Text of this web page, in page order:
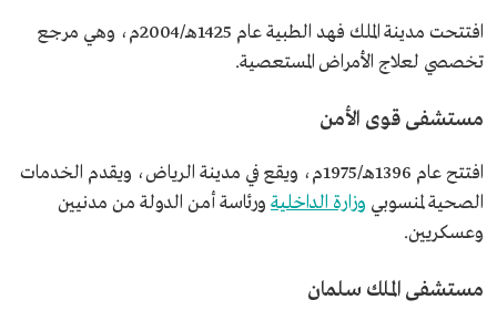
افتتحت مدينة الملك فهد الطبية عام 1425هـ/2004م، وهي مرجع
تخصصي لعلاج الأمراض المستعصية.
مستشفى قوى الأمن
افتتح عام 1396هـ/1975م، ويقع في مدينة الرياض، ويقدم الخدمات
الصحية لمنسوبي وزارة الداخلية ورئاسة أمن الدولة من مدنيين
وعسكريين.
مستشفى الملك سلمان